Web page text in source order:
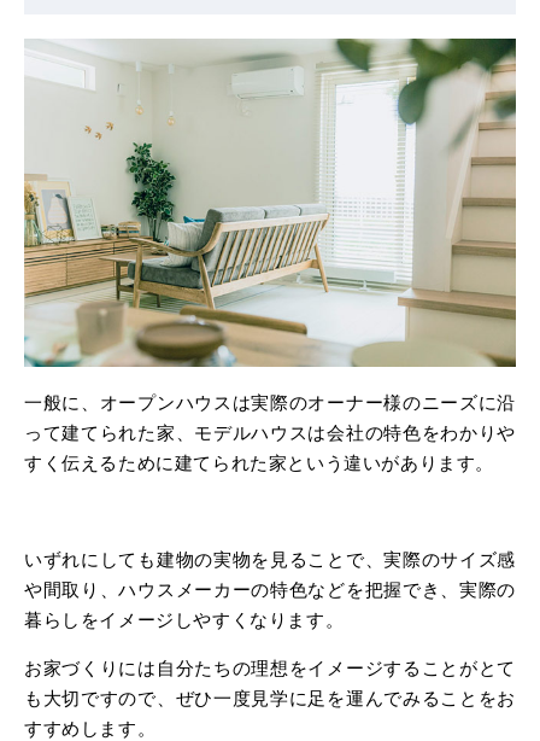
一般に、オープンハウスは実際のオーナー様のニーズに沿
って建てられた家、モデルハウスは会社の特色をわかりや
すく伝えるために建てられた家という違いがあります。
いずれにしても建物の実物を見ることで、実際のサイズ感
や間取り、ハウスメーカーの特色などを把握でき、実際の
暮らしをイメージしやすくなります。
お家づくりには自分たちの理想をイメージすることがとて
も大切ですので、ぜひ一度見学に足を運んでみることをお
すすめします。